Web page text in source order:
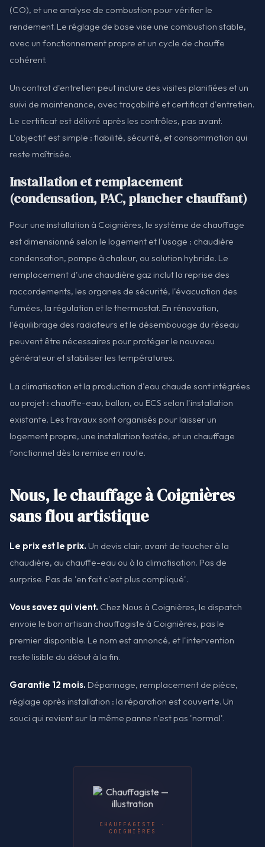
(CO), et une analyse de combustion pour vérifier le
rendement. Le réglage de base vise une combustion stable,
avec un fonctionnement propre et un cycle de chauffe
cohérent.
Un contrat d'entretien peut inclure des visites planifiées et un
suivi de maintenance, avec traçabilité et certificat d'entretien.
Le certificat est délivré après les contrôles, pas avant.
L'objectif est simple : fiabilité, sécurité, et consommation qui
reste maîtrisée.
Installation et remplacement
(condensation, PAC, plancher chauffant)
Pour une installation à Coignières, le système de chauffage
est dimensionné selon le logement et l'usage : chaudière
condensation, pompe à chaleur, ou solution hybride. Le
remplacement d'une chaudière gaz inclut la reprise des
raccordements, les organes de sécurité, l'évacuation des
fumées, la régulation et le thermostat. En rénovation,
l'équilibrage des radiateurs et le désembouage du réseau
peuvent être nécessaires pour protéger le nouveau
générateur et stabiliser les températures.
La climatisation et la production d'eau chaude sont intégrées
au projet : chauffe-eau, ballon, ou ECS selon l'installation
existante. Les travaux sont organisés pour laisser un
logement propre, une installation testée, et un chauffage
fonctionnel dès la remise en route.
Nous, le chauffage à Coignières
sans flou artistique
Le prix est le prix. Un devis clair, avant de toucher à la
chaudière, au chauffe-eau ou à la climatisation. Pas de
surprise. Pas de 'en fait c'est plus compliqué'.
Vous savez qui vient. Chez Nous à Coignières, le dispatch
envoie le bon artisan chauffagiste à Coignières, pas le
premier disponible. Le nom est annoncé, et l'intervention
reste lisible du début à la fin.
Garantie 12 mois. Dépannage, remplacement de pièce,
réglage après installation : la réparation est couverte. Un
souci qui revient sur la même panne n'est pas 'normal'.
CHAUFFAGISTE ·
COIGNIÈRES